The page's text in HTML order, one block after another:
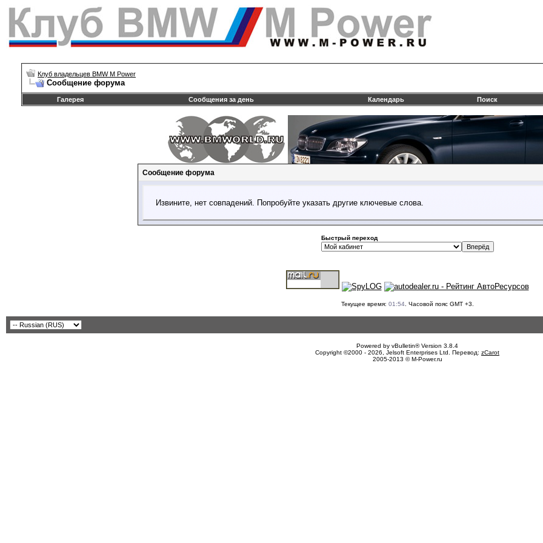
Клуб владельцев BMW M Power
Сообщение форума
Галерея Сообщения за день Календарь Поиск
Сообщение форума
Извините, нет совпадений. Попробуйте указать другие ключевые слова.
Быстрый переход
Текущее время: 01:54. Часовой пояс GMT +3.
Powered by vBulletin® Version 3.8.4
Copyright ©2000 - 2026, Jelsoft Enterprises Ltd. Перевод: zCarot
2005-2013 © M-Power.ru